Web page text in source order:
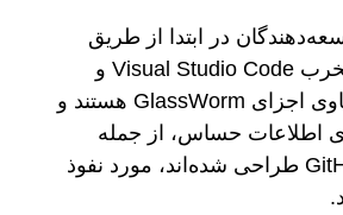
در ابتدا از طریق
افزونه‌های مخرب Visual Studio Code و
Cursor که حاوی اجزای GlassWorm هستند و
اطلاعات حساس، از جمله
توکن‌های GitHub طراحی شده‌اند، مورد نفوذ